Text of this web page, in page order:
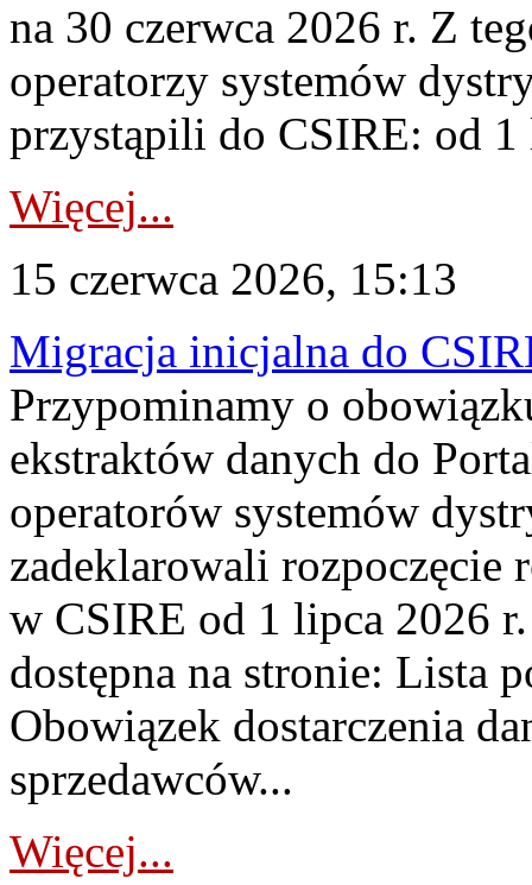
na 30 czerwca 2026 r. Z
operatorzy systemów
przystąpili do CSIRE: od 1
Więcej...
15 czerwca 2026, 15:13
Migracja inicjalna do
Przypominamy o
ekstraktów danych do
operatorów systemów
zadeklarowali rozpoczęcie
w CSIRE od 1 lipca 2026
dostępna na stronie: Lista
Obowiązek dostarczenia
sprzedawców...
Więcej...